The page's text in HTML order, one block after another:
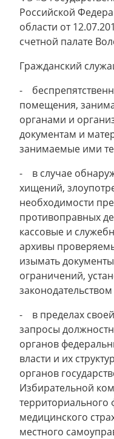
Российской
области от
счетной палате
Гражданский
-
помещения,
органами и
документам и
занимаемые ими
- в случае
хищений,
необходимости
противоправных
кассовые и
архивы
изымать
ограничений,
- в пределах
запросы
органов
власти и их
органов
Избирательной
территориального
медицинского
местного